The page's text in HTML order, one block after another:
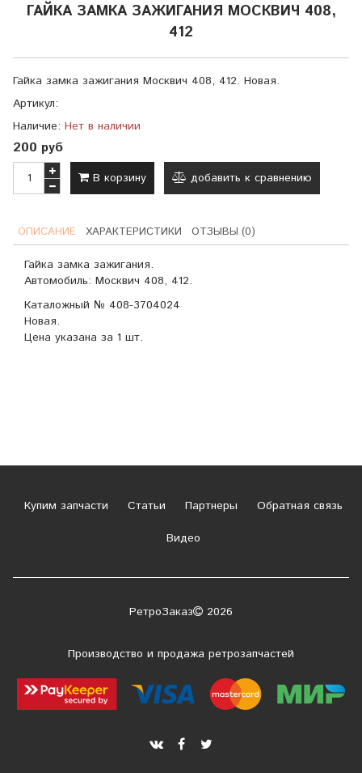
ГАЙКА ЗАМКА ЗАЖИГАНИЯ МОСКВИЧ 408,
412
Гайка замка зажигания Москвич 408, 412. Новая.
Артикул:
Наличие: Нет в наличии
200 руб
В корзину добавить к сравнению
ОПИСАНИЕ ХАРАКТЕРИСТИКИ ОТЗЫВЫ (0)
Гайка замка зажигания.
Автомобиль: Москвич 408, 412.
Каталожный № 408-3704024
Новая.
Цена указана за 1 шт.
Купим запчасти Статьи Партнеры
Обратная связь
Видео
РетроЗаказ 2026
Производство и продажа ретрозапчастей